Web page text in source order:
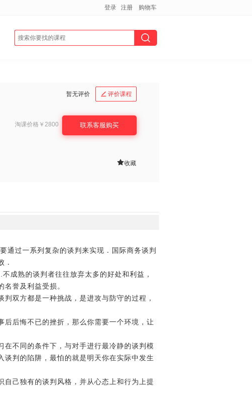
暂无评价  评价课程
淘课价格 ￥2800 联系客服购买
收藏
过一系列复杂的谈判来实现．国际商务谈判
．
成熟的谈判者往往放弃太多的好处和利益，
誉及利益受损。
双方都是一种挑战，是进攻与防守的过程，
后悔不已的挫折，那么你需要一个环境，让
不同的条件下，与对手进行最冷静的谈判模
判的陷阱，最怕的就是明天你在实际中发生
己独有的谈判风格，并从心态上和行为上提
登录 注册 购物车